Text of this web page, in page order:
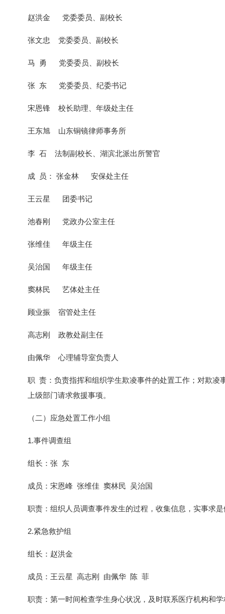
赵洪金 党委委员、副校长
张文忠 党委委员、副校长
马 勇 党委委员、副校长
张 东 党委委员、纪委书记
宋恩锋 校长助理、年级处主任
王东旭 山东铜镜律师事务所
李 石 法制副校长、湖滨北派出所警官
成 员： 张金林 安保处主任
王云星 团委书记
池春刚 党政办公室主任
张维佳 年级主任
吴治国 年级主任
窦林民 艺体处主任
顾业振 宿管处主任
高志刚 政教处副主任
由佩华 心理辅导室负责人
职 责：负责指挥和组织学生欺凌事件的处置工作；对欺凌
上级部门请求救援事项。
（二）应急处置工作小组
1.事件调查组
组长：张 东
成员：宋恩峰 张维佳 窦林民 吴治国
职责：组织人员调查事件发生的过程，收集信息，实事求
2.紧急救护组
组长：赵洪金
成员：王云星 高志刚 由佩华 陈 菲
职责：第一时间检查学生身心状况，及时联系医疗机构和